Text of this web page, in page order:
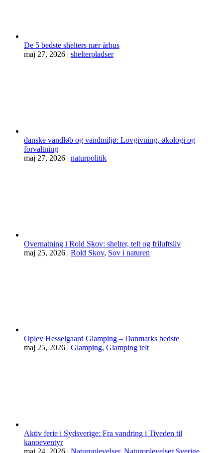
De 5 bedste shelters nær århus
maj 27, 2026 | shelterpladser
danske vandløb og vandmiljø: Lovgivning, økologi og
forvaltning
maj 27, 2026 | naturpolitik
Overnatning i Rold Skov: shelter, telt og friluftsliv
maj 25, 2026 | Rold Skov, Sov i naturen
Oplev Hesselgaard Glamping – Danmarks bedste
maj 25, 2026 | Glamping, Glamping telt
Aktiv ferie i Sydsverige: Fra vandring i Tiveden til
kanoeventyr
maj 24, 2026 | Naturoplevelser, Naturoplevelser Sverige